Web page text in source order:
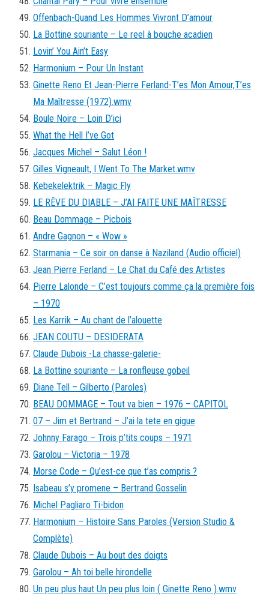
Offenbach-Quand Les Hommes Vivront D’amour
La Bottine souriante – Le reel à bouche acadien
Lovin’ You Ain’t Easy
Harmonium – Pour Un Instant
Ginette Reno Et Jean-Pierre Ferland-T’es Mon Amour,T’es
Ma Maîtresse (1972).wmv
Boule Noire – Loin D’ici
What the Hell I’ve Got
Jacques Michel – Salut Léon !
Gilles Vigneault, I Went To The Market.wmv
Kebekelektrik – Magic Fly
LE RÊVE DU DIABLE – J’AI FAITE UNE MAÎTRESSE
Beau Dommage – Picbois
Andre Gagnon – « Wow »
Starmania – Ce soir on danse à Naziland (Audio officiel)
Jean Pierre Ferland – Le Chat du Café des Artistes
Pierre Lalonde – C’est toujours comme ça la première fois
– 1970
Les Karrik – Au chant de l’alouette
JEAN COUTU – DESIDERATA
Claude Dubois -La chasse-galerie-
La Bottine souriante – La ronfleuse gobeil
Diane Tell – Gilberto (Paroles)
BEAU DOMMAGE – Tout va bien – 1976 – CAPITOL
07 – Jim et Bertrand – J’ai la tete en gigue
Johnny Farago – Trois p’tits coups – 1971
Garolou – Victoria – 1978
Morse Code – Qu’est-ce que t’as compris ?
Isabeau s’y promene – Bertrand Gosselin
Michel Pagliaro Ti-bidon
Harmonium – Histoire Sans Paroles (Version Studio &
Complète)
Claude Dubois – Au bout des doigts
Garolou – Ah toi belle hirondelle
Un peu plus haut Un peu plus loin ( Ginette Reno ).wmv